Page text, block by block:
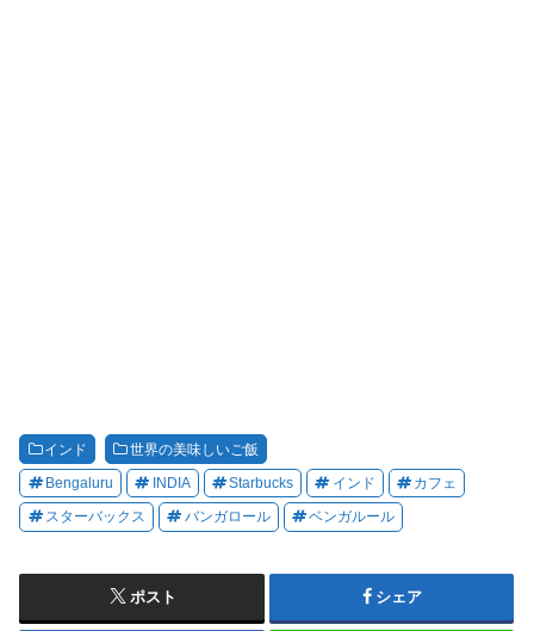
インド 世界の美味しいご飯
Bengaluru INDIA Starbucks インド カフェ
スターバックス バンガロール ベンガルール
ポスト シェア